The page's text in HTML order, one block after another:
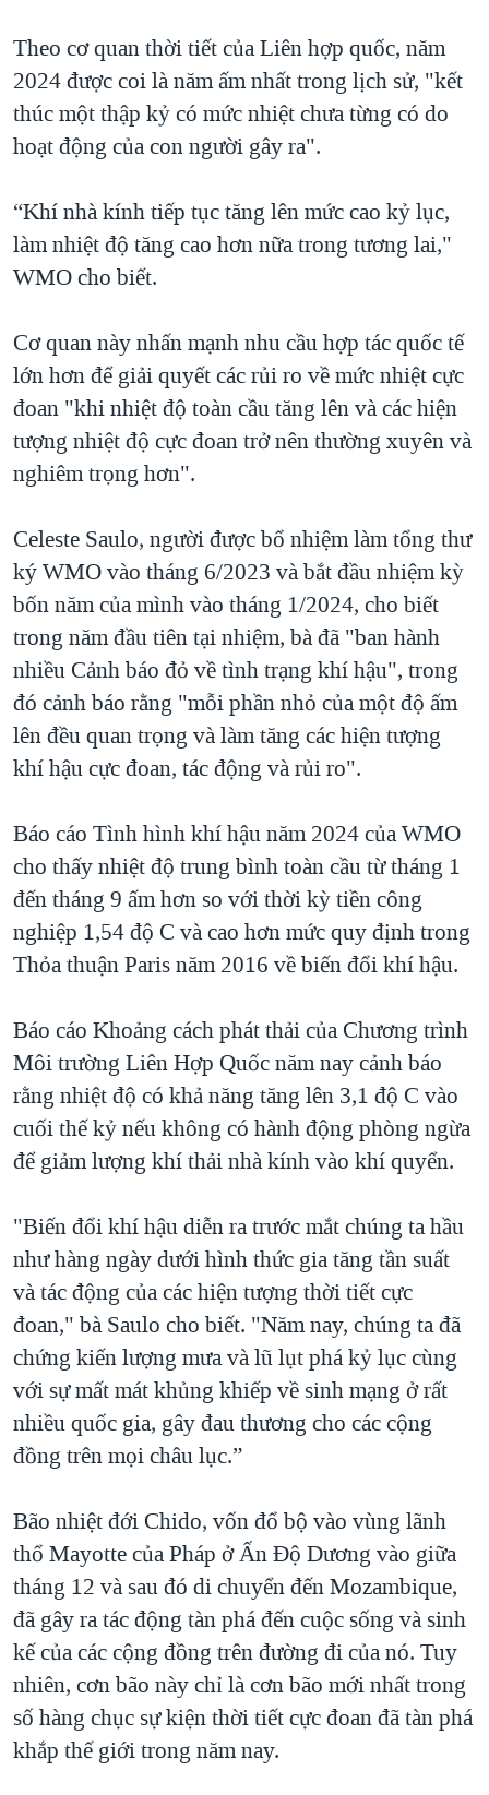
Theo cơ quan thời tiết của Liên hợp quốc, năm
2024 được coi là năm ấm nhất trong lịch sử, "kết
thúc một thập kỷ có mức nhiệt chưa từng có do
hoạt động của con người gây ra".
“Khí nhà kính tiếp tục tăng lên mức cao kỷ lục,
làm nhiệt độ tăng cao hơn nữa trong tương lai,"
WMO cho biết.
Cơ quan này nhấn mạnh nhu cầu hợp tác quốc tế
lớn hơn để giải quyết các rủi ro về mức nhiệt cực
đoan "khi nhiệt độ toàn cầu tăng lên và các hiện
tượng nhiệt độ cực đoan trở nên thường xuyên và
nghiêm trọng hơn".
Celeste Saulo, người được bổ nhiệm làm tổng thư
ký WMO vào tháng 6/2023 và bắt đầu nhiệm kỳ
bốn năm của mình vào tháng 1/2024, cho biết
trong năm đầu tiên tại nhiệm, bà đã "ban hành
nhiều Cảnh báo đỏ về tình trạng khí hậu", trong
đó cảnh báo rằng "mỗi phần nhỏ của một độ ấm
lên đều quan trọng và làm tăng các hiện tượng
khí hậu cực đoan, tác động và rủi ro".
Báo cáo Tình hình khí hậu năm 2024 của WMO
cho thấy nhiệt độ trung bình toàn cầu từ tháng 1
đến tháng 9 ấm hơn so với thời kỳ tiền công
nghiệp 1,54 độ C và cao hơn mức quy định trong
Thỏa thuận Paris năm 2016 về biến đổi khí hậu.
Báo cáo Khoảng cách phát thải của Chương trình
Môi trường Liên Hợp Quốc năm nay cảnh báo
rằng nhiệt độ có khả năng tăng lên 3,1 độ C vào
cuối thế kỷ nếu không có hành động phòng ngừa
để giảm lượng khí thải nhà kính vào khí quyển.
"Biến đổi khí hậu diễn ra trước mắt chúng ta hầu
như hàng ngày dưới hình thức gia tăng tần suất
và tác động của các hiện tượng thời tiết cực
đoan," bà Saulo cho biết. "Năm nay, chúng ta đã
chứng kiến lượng mưa và lũ lụt phá kỷ lục cùng
với sự mất mát khủng khiếp về sinh mạng ở rất
nhiều quốc gia, gây đau thương cho các cộng
đồng trên mọi châu lục.”
Bão nhiệt đới Chido, vốn đổ bộ vào vùng lãnh
thổ Mayotte của Pháp ở Ấn Độ Dương vào giữa
tháng 12 và sau đó di chuyển đến Mozambique,
đã gây ra tác động tàn phá đến cuộc sống và sinh
kế của các cộng đồng trên đường đi của nó. Tuy
nhiên, cơn bão này chỉ là cơn bão mới nhất trong
số hàng chục sự kiện thời tiết cực đoan đã tàn phá
khắp thế giới trong năm nay.